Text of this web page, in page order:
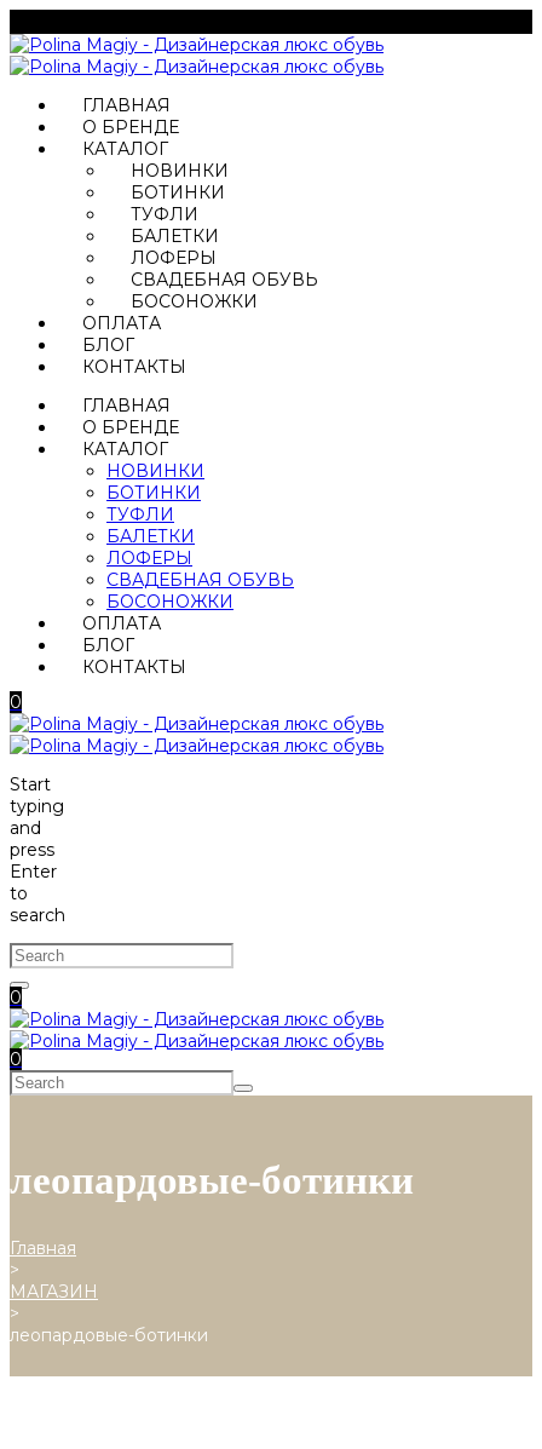
ГЛАВНАЯ
О БРЕНДЕ
КАТАЛОГ
НОВИНКИ
БОТИНКИ
ТУФЛИ
БАЛЕТКИ
ЛОФЕРЫ
СВАДЕБНАЯ ОБУВЬ
БОСОНОЖКИ
ОПЛАТА
БЛОГ
КОНТАКТЫ
ГЛАВНАЯ
О БРЕНДЕ
КАТАЛОГ
НОВИНКИ
БОТИНКИ
ТУФЛИ
БАЛЕТКИ
ЛОФЕРЫ
СВАДЕБНАЯ ОБУВЬ
БОСОНОЖКИ
ОПЛАТА
БЛОГ
КОНТАКТЫ
0
Start
typing
and
press
Enter
to
search
0
0
леопардовые-ботинки
Главная
>
МАГАЗИН
>
леопардовые-ботинки